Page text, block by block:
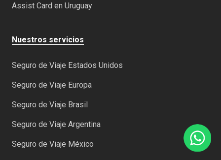
Assist Card en Uruguay
Nuestros servicios
Seguro de Viaje Estados Unidos
Seguro de Viaje Europa
Seguro de Viaje Brasil
Seguro de Viaje Argentina
Seguro de Viaje México